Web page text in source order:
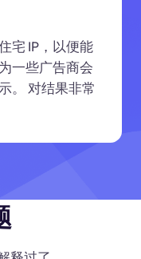
宅 IP，以便能
一些广告商会
。 对结果非常